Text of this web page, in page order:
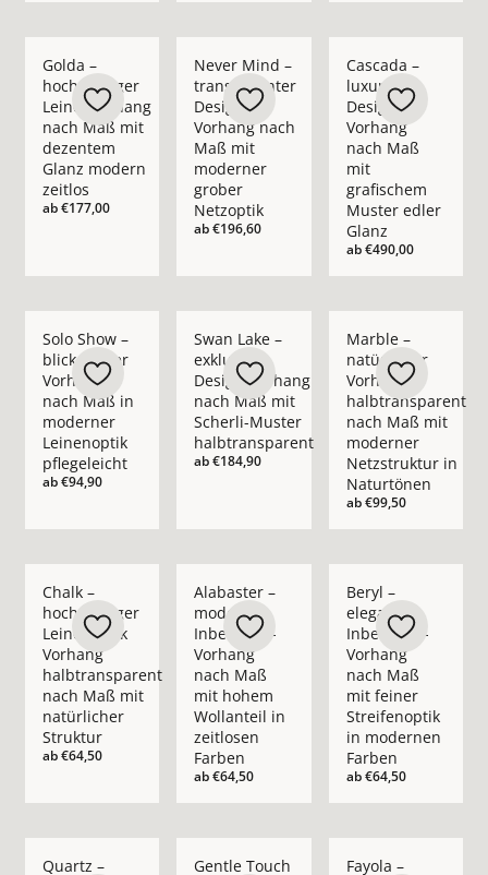
Golda –
hochwertiger
Leinenvorhang
nach Maß mit
dezentem
Glanz modern
zeitlos
ab€177,00
Never Mind –
transparenter
Design-
Vorhang nach
Maß mit
moderner
grober
Netzoptik
ab€196,60
Cascada –
luxuriöser
Design-
Vorhang
nach Maß
mit
grafischem
Muster edler
Glanz
ab€490,00
Solo Show –
blickdichter
Vorhang
nach Maß in
moderner
Leinenoptik
pflegeleicht
ab€94,90
Swan Lake –
exklusiver
Design-Vorhang
nach Maß mit
Scherli-Muster
halbtransparent
ab€184,90
Marble –
natürlicher
Vorhang
halbtransparent
nach Maß mit
moderner
Netzstruktur in
Naturtönen
ab€99,50
Chalk –
hochwertiger
Leinenoptik
Vorhang
halbtransparent
nach Maß mit
natürlicher
Struktur
ab€64,50
Alabaster –
moderner
Inbetween-
Vorhang
nach Maß
mit hohem
Wollanteil in
zeitlosen
Farben
ab€64,50
Beryl –
eleganter
Inbetween-
Vorhang
nach Maß
mit feiner
Streifenoptik
in modernen
Farben
ab€64,50
Quartz – Gentle Touch Fayola –